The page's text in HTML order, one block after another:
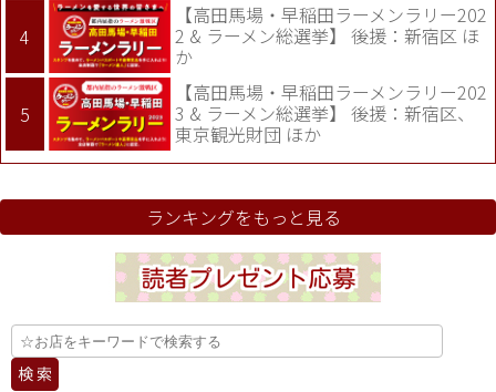
【高田馬場・早稲田ラーメンラリー202
2 & ラーメン総選挙】 後援：新宿区 ほ
か
【高田馬場・早稲田ラーメンラリー202
3 & ラーメン総選挙】 後援：新宿区、
東京観光財団 ほか
ランキングをもっと見る